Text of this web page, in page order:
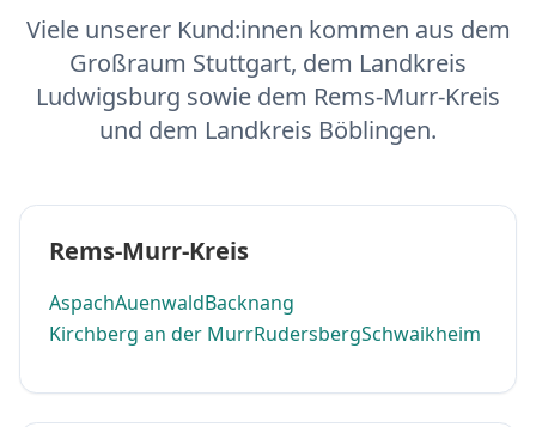
Viele unserer Kund:innen kommen aus dem
Großraum Stuttgart, dem Landkreis
Ludwigsburg sowie dem Rems-Murr-Kreis
und dem Landkreis Böblingen.
Rems-Murr-Kreis
AspachAuenwaldBacknang
Kirchberg an der MurrRudersbergSchwaikheim